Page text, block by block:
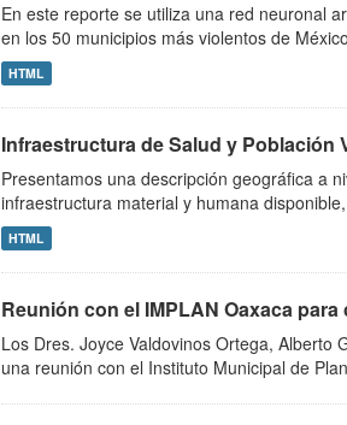
En este reporte se utiliza una red neuronal
en los 50 municipios más violentos de
HTML
Infraestructura de Salud y Población
Presentamos una descripción geográfica a
infraestructura material y humana
HTML
Reunión con el IMPLAN Oaxaca
Los Dres. Joyce Valdovinos Ortega, Alberto
una reunión con el Instituto Municipal de